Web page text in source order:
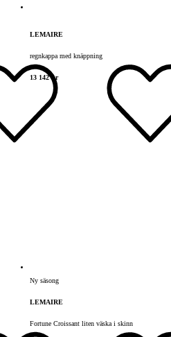
LEMAIRE
regnkappa med knäppning
13 142 kr
Ny säsong
LEMAIRE
Fortune Croissant liten väska i skinn